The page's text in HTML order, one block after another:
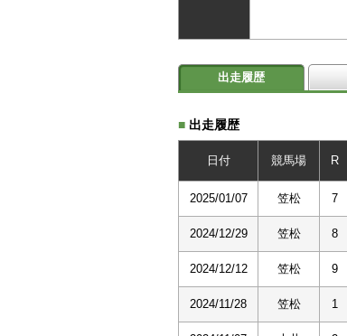
出走履歴
■ 出走履歴
日付 競馬場 R
2025/01/07 笠松 7
2024/12/29 笠松 8
2024/12/12 笠松 9
2024/11/28 笠松 1